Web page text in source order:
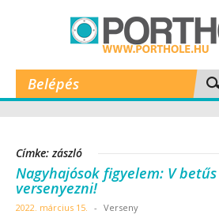
Belépés
Címke: zászló
Nagyhajósok figyelem: V
versenyezni!
2022. március 15. - Verseny